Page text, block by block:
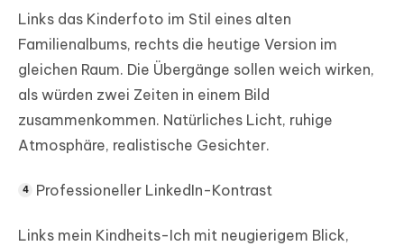
Links das Kinderfoto im Stil eines alten
Familienalbums, rechts die heutige Version im
gleichen Raum. Die Übergänge sollen weich wirken,
als würden zwei Zeiten in einem Bild
zusammenkommen. Natürliches Licht, ruhige
Atmosphäre, realistische Gesichter.
Professioneller LinkedIn-Kontrast
Links mein Kindheits-Ich mit neugierigem Blick,